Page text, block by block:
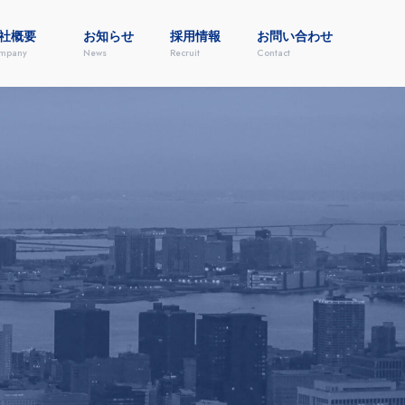
概要 お知らせ
News
採用情報
Recruit
お問い合わせ
Contact